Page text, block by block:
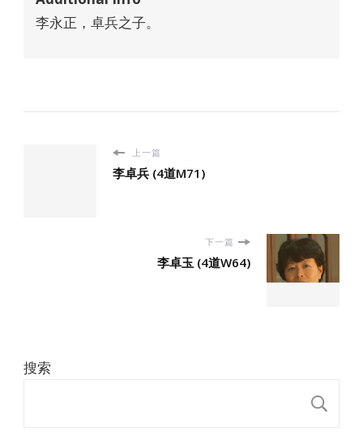
李永正，卓兵之子。
上一篇
李卓兵 (4道M71)
下一篇
李卓玉 (4道W64)
搜索